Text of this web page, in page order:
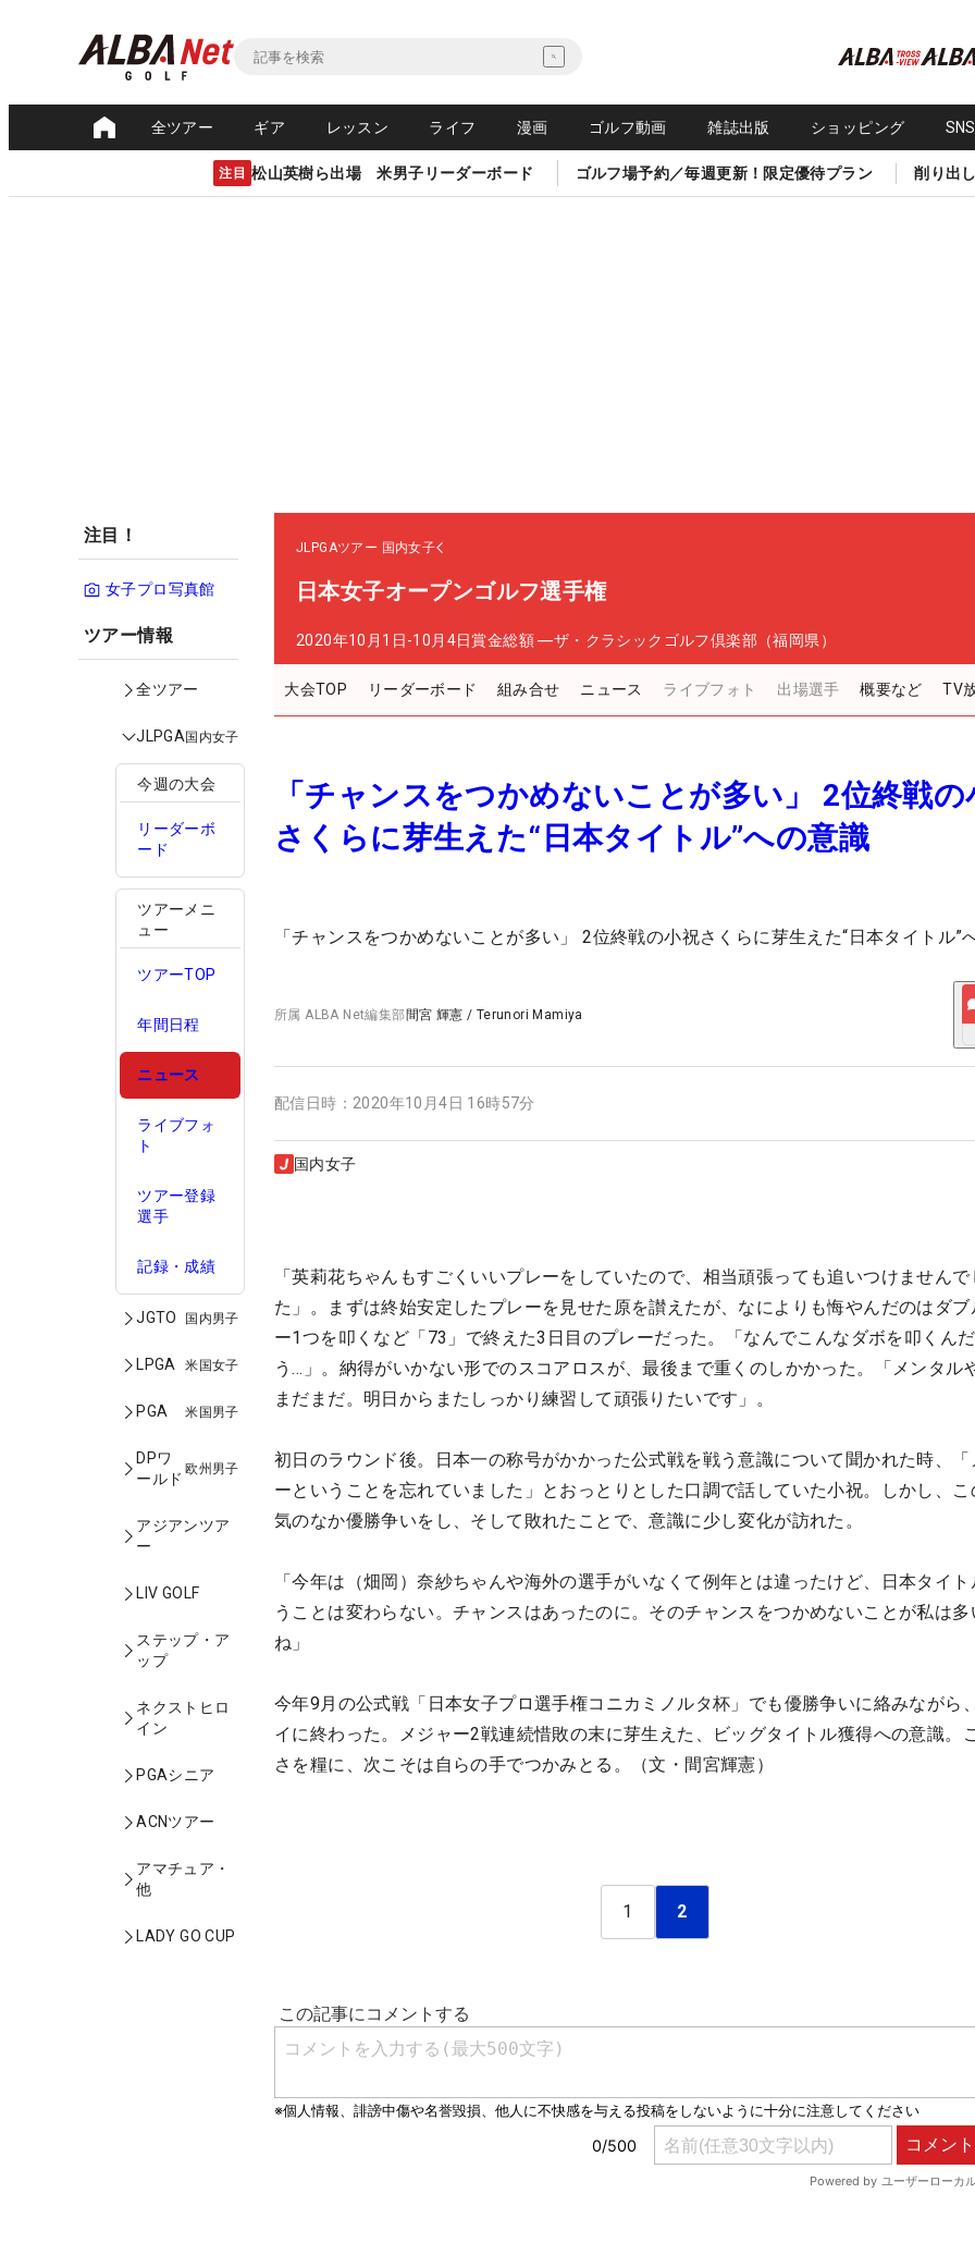
全ツアー ギア レッスン ライフ 漫画 ゴルフ動画 雑誌出版 ショッピング
注目 松山英樹ら出場 米男子リーダーボード ゴルフ場予約／毎週更新！限定優待プラン 削り出
注目！
女子プロ写真館
ツアー情報
全ツアー
JLPGA国内女子
今週の大会
リーダーボ
ード
ツアーメニ
ュー
ツアーTOP
年間日程
ニュース
ライブフォ
ト
ツアー登録
選手
記録・成績
JGTO 国内男子
LPGA 米国女子
PGA 米国男子
DPワ
ールド
欧州男子
アジアンツア
ー
LIV GOLF
ステップ・ア
ップ
ネクストヒロ
イン
PGAシニア
ACNツアー
アマチュア・
他
LADY GO CUP
JLPGAツアー 国内女子
日本女子オープンゴルフ選手権
2020年10月1日-10月4日賞金総額 ―ザ・クラシックゴルフ倶楽部（福岡県）
大会TOP リーダーボード 組み合せ ニュース ライブフォト 出場選手 概要など TV
「チャンスをつかめないことが多い」 2位終戦の
さくらに芽生えた“日本タイトル”への意識
「チャンスをつかめないことが多い」 2位終戦の小祝さくらに芽生えた“日本タイトル”
所属ALBA Net編集部間宮 輝憲 / Terunori Mamiya
配信日時： 2020年10月4日 16時57分
国内女子
「英莉花ちゃんもすごくいいプレーをしていたので、相当頑張っても追いつけませんで
た」。まずは終始安定したプレーを見せた原を讃えたが、なによりも悔やんだのはダブ
ー1つを叩くなど「73」で終えた3日目のプレーだった。「なんでこんなダボを叩くん
う…」。納得がいかない形でのスコアロスが、最後まで重くのしかかった。「メンタル
まだまだ。明日からまたしっかり練習して頑張りたいです」。
初日のラウンド後。日本一の称号がかかった公式戦を戦う意識について聞かれた時、「
ーということを忘れていました」とおっとりとした口調で話していた小祝。しかし、こ
気のなか優勝争いをし、そして敗れたことで、意識に少し変化が訪れた。
「今年は（畑岡）奈紗ちゃんや海外の選手がいなくて例年とは違ったけど、日本タイ
うことは変わらない。チャンスはあったのに。そのチャンスをつかめないことが私は多
ね」
今年9月の公式戦「日本女子プロ選手権コニカミノルタ杯」でも優勝争いに絡みながら
イに終わった。メジャー2戦連続惜敗の末に芽生えた、ビッグタイトル獲得への意識。
さを糧に、次こそは自らの手でつかみとる。（文・間宮輝憲）
1 2